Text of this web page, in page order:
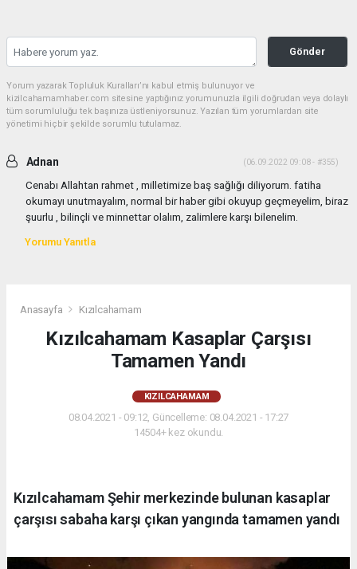
Gönder
Yorum yazarak Topluluk Kuralları’nı kabul etmiş bulunuyor ve
kizilcahamamhaber.com sitesine yaptığınız yorumunuzla ilgili doğrudan veya dolaylı
tüm sorumluluğu tek başınıza üstleniyorsunuz. Yazılan tüm yorumlardan site
yönetimi hiçbir şekilde sorumlu tutulamaz.
Adnan (06.09.2022 09:08 - #355)
Cenabı Allahtan rahmet , milletimize baş sağlığı diliyorum. fatiha
okumayı unutmayalım, normal bir haber gibi okuyup geçmeyelim, biraz
şuurlu , bilinçli ve minnettar olalım, zalimlere karşı bilenelim.
Yorumu Yanıtla
Anasayfa Kızılcahamam
Kızılcahamam Kasaplar Çarşısı
Tamamen Yandı
KIZILCAHAMAM
08.04.2021 - 09:12, Güncelleme: 08.04.2021 - 17:27
14504+ kez okundu.
Kızılcahamam Şehir merkezinde bulunan kasaplar
çarşısı sabaha karşı çıkan yangında tamamen yandı